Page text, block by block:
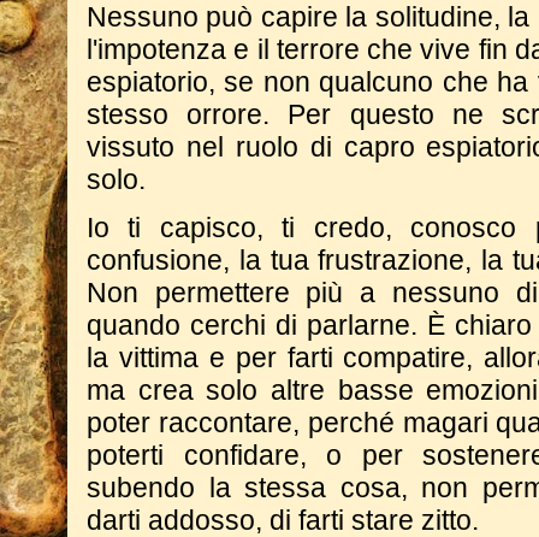
Nessuno può capire la solitudine,
l'impotenza e il terrore che vive fin
espiatorio, se non qualcuno che
stesso orrore. Per questo ne
vissuto nel ruolo di capro
solo.
Io ti capisco, ti credo, conosco
confusione, la tua frustrazione, la
Non permettere più a nessuno
quando cerchi di parlarne. È
la vittima e per farti compatire,
ma crea solo altre basse
poter raccontare, perché magari
poterti confidare, o per
subendo la stessa cosa, non
darti addosso, di farti stare zitto.